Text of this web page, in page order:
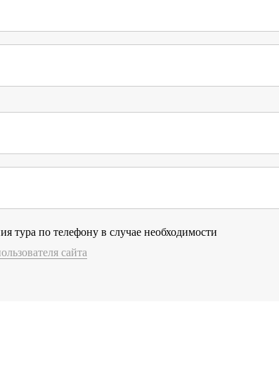
тура по телефону в случае необходимости
сайта